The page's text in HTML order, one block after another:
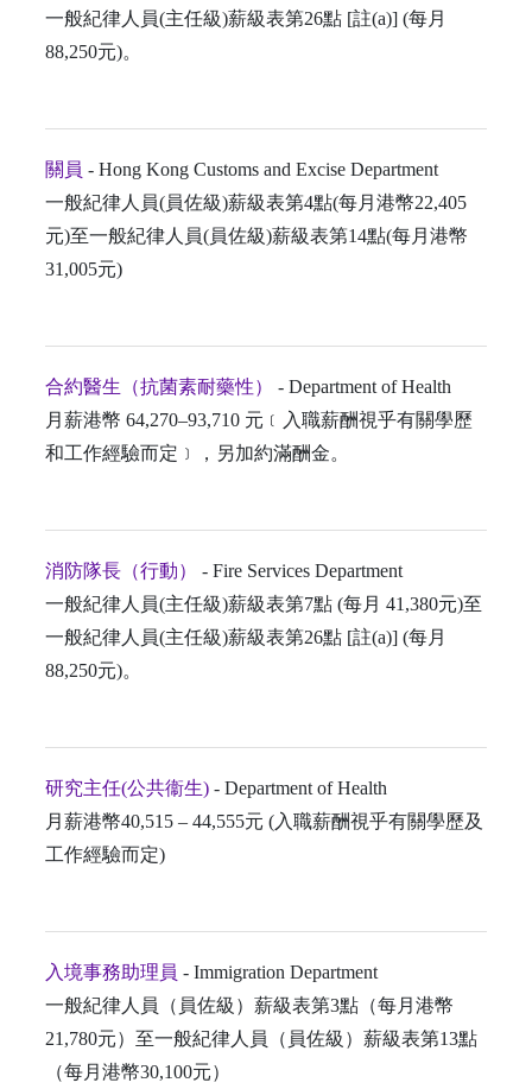
一般紀律人員(主任級)薪級表第26點 [註(a)] (每月
88,250元)。
關員 - Hong Kong Customs and Excise Department
一般紀律人員(員佐級)薪級表第4點(每月港幣22,405
元)至一般紀律人員(員佐級)薪級表第14點(每月港幣
31,005元)
合約醫生（抗菌素耐藥性）
- Department of Health
月薪港幣 64,270–93,710 元﹝入職薪酬視乎有關學歷
和工作經驗而定﹞，另加約滿酬金。
消防隊長（行動）
- Fire Services Department
一般紀律人員(主任級)薪級表第7點 (每月 41,380元)至
一般紀律人員(主任級)薪級表第26點 [註(a)] (每月
88,250元)。
研究主任(公共衞生) - Department of Health
月薪港幣40,515 – 44,555元 (入職薪酬視乎有關學歷及
工作經驗而定)
入境事務助理員 - Immigration Department
一般紀律人員（員佐級）薪級表第3點（每月港幣
21,780元）至一般紀律人員（員佐級）薪級表第13點
（每月港幣30,100元）